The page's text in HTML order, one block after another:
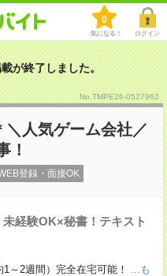
0
気になる！ ログイン
が終了しました。
No.TMPE26-0527962
人気ゲーム会社／
！
登録・面接OK
経験OK×秘書！テキスト
～2週間）完全在宅可能！
...も